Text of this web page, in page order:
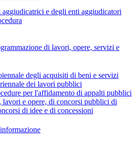
e degli enti aggiudicatori
di lavori, opere, servizi e
degli acquisiti di beni e servizi
dei lavori pubblici
per l'affidamento di appalti pubblici
e opere, di concorsi pubblici di
di idee e di concessioni